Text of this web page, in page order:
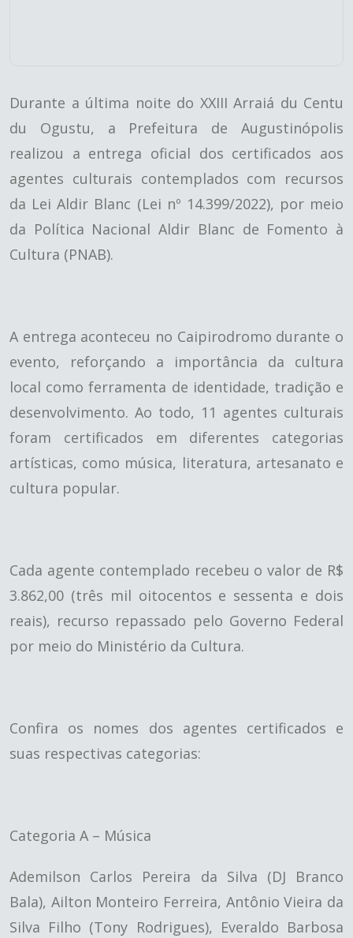
Durante a última noite do XXIII Arraiá du Centu
du Ogustu, a Prefeitura de Augustinópolis
realizou a entrega oficial dos certificados aos
agentes culturais contemplados com recursos
da Lei Aldir Blanc (Lei nº 14.399/2022), por meio
da Política Nacional Aldir Blanc de Fomento à
Cultura (PNAB).
A entrega aconteceu no Caipirodromo durante o
evento, reforçando a importância da cultura
local como ferramenta de identidade, tradição e
desenvolvimento. Ao todo, 11 agentes culturais
foram certificados em diferentes categorias
artísticas, como música, literatura, artesanato e
cultura popular.
Cada agente contemplado recebeu o valor de R$
3.862,00 (três mil oitocentos e sessenta e dois
reais), recurso repassado pelo Governo Federal
por meio do Ministério da Cultura.
Confira os nomes dos agentes certificados e
suas respectivas categorias:
Categoria A – Música
Ademilson Carlos Pereira da Silva (DJ Branco
Bala), Ailton Monteiro Ferreira, Antônio Vieira da
Silva Filho (Tony Rodrigues), Everaldo Barbosa